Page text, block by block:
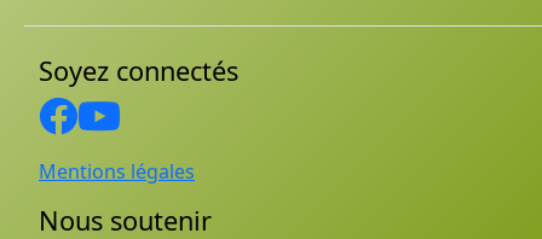
Soyez connectés
Mentions légales
Nous soutenir